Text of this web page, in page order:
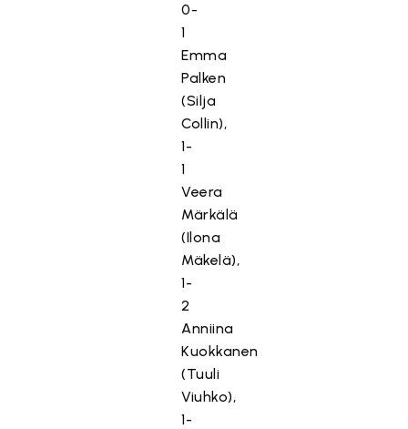
0-
1
Emma
Palken
(Silja
Collin),
1-
1
Veera
Märkälä
(Ilona
Mäkelä),
1-
2
Anniina
Kuokkanen
(Tuuli
Viuhko),
1-